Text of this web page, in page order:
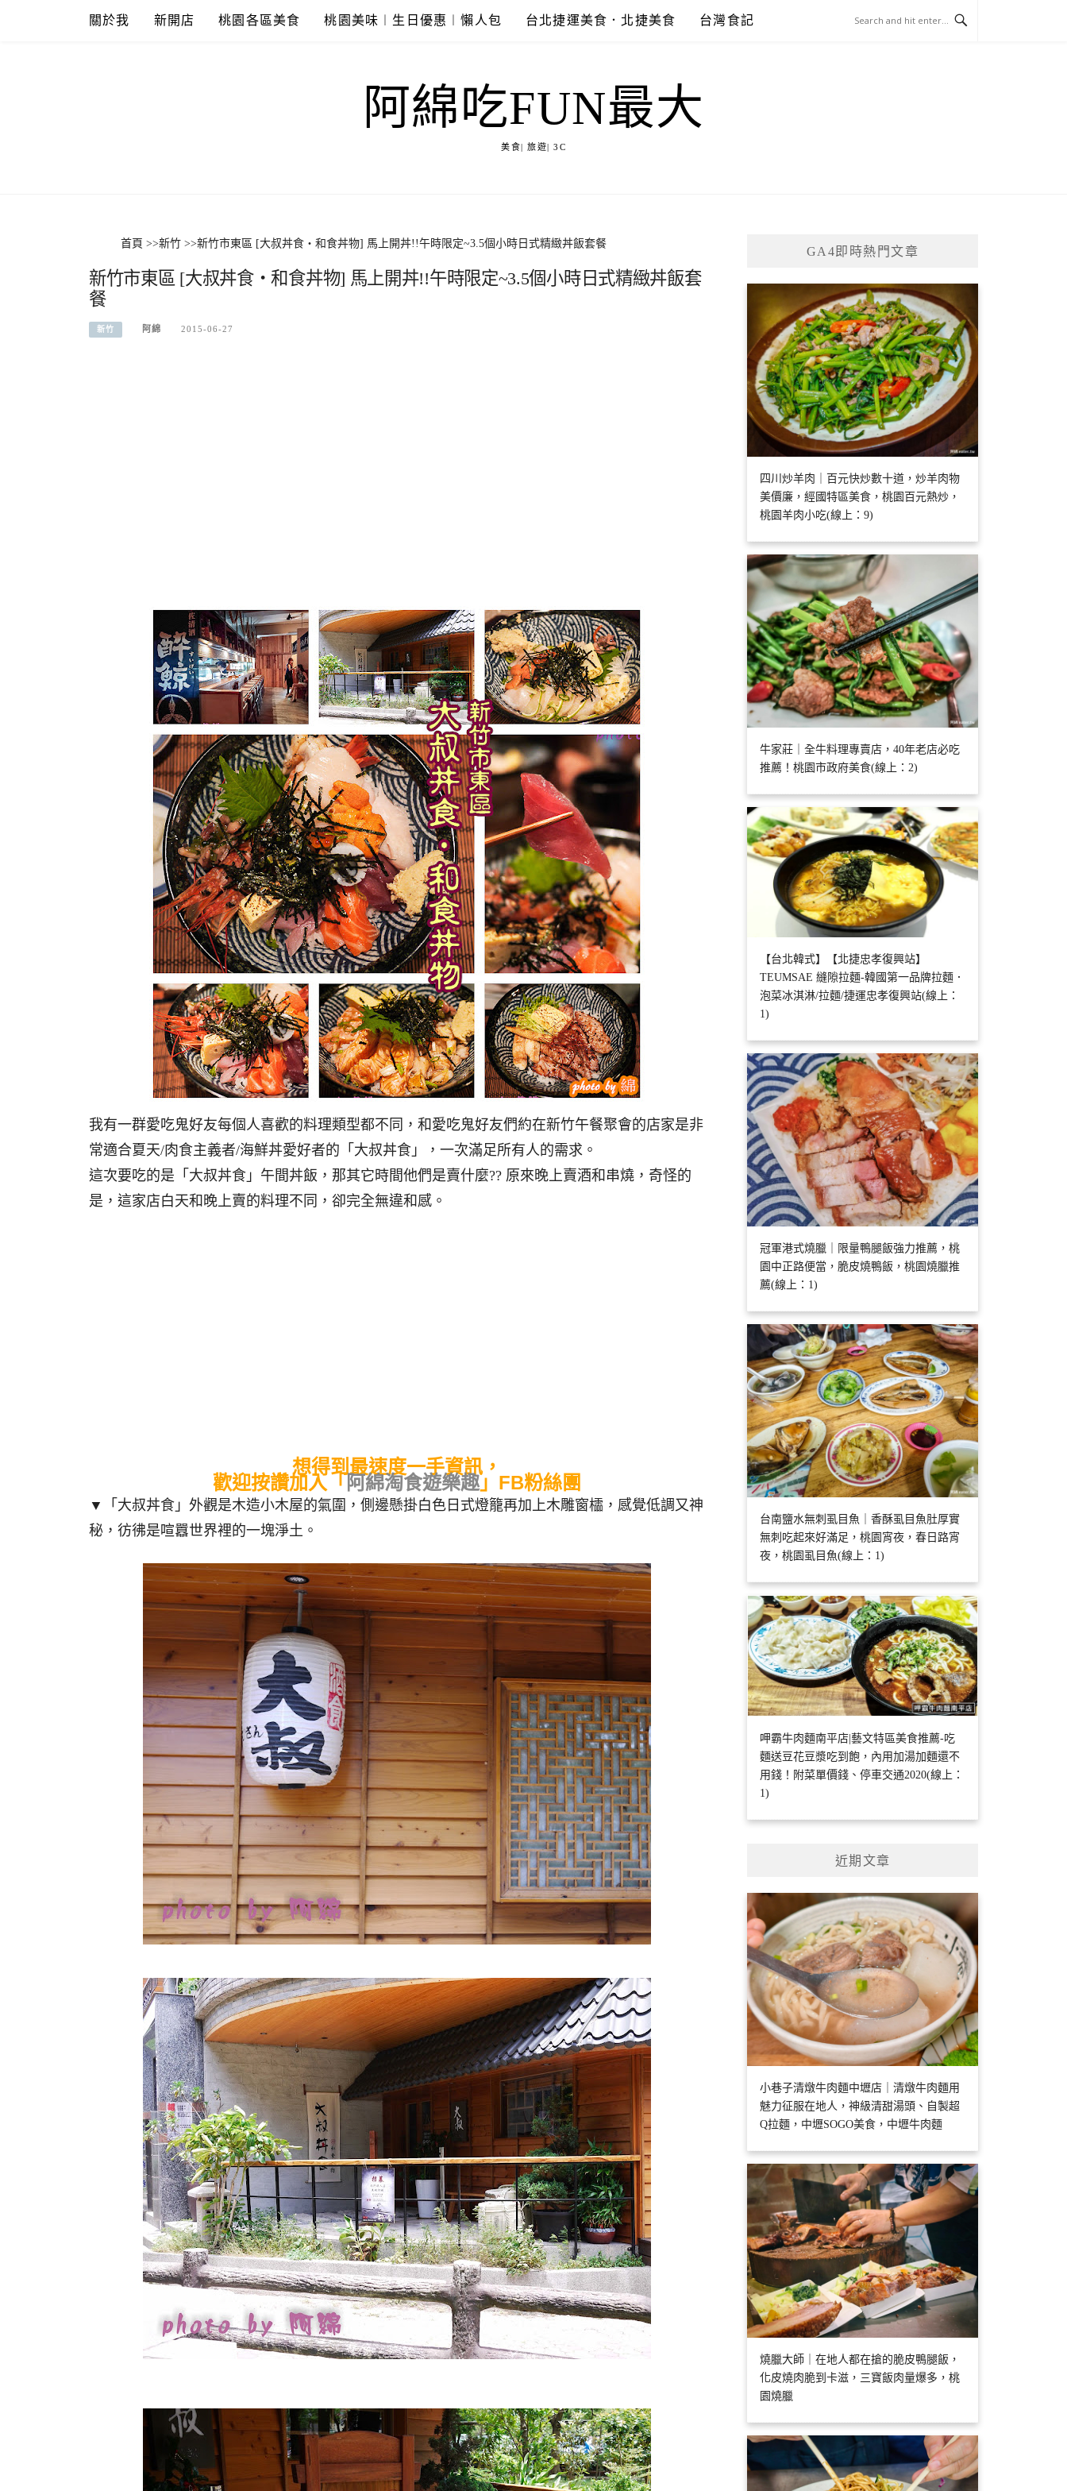
關於我 新開店 桃園各區美食 桃園美味︱生日優惠︱懶人包 台北捷運美食．北捷美食 台灣食記
阿綿吃FUN最大
美食| 旅遊| 3C
首頁 >>新竹 >>新竹市東區 [大叔丼食‧和食丼物] 馬上開丼!!午時限定~3.5個小時日式精緻丼飯套餐
新竹市東區 [大叔丼食‧和食丼物] 馬上開丼!!午時限定~3.5個小時日式精緻丼飯套
餐
新竹 阿綿 2015-06-27
我有一群愛吃鬼好友每個人喜歡的料理類型都不同，和愛吃鬼好友們約在新竹午餐聚會的店家是非
常適合夏天/肉食主義者/海鮮丼愛好者的「大叔丼食」，一次滿足所有人的需求。
這次要吃的是「大叔丼食」午間丼飯，那其它時間他們是賣什麼?? 原來晚上賣酒和串燒，奇怪的
是，這家店白天和晚上賣的料理不同，卻完全無違和感。
想得到最速度一手資訊，
歡迎按讚加入「 阿綿淘食遊樂趣」FB粉絲團
▼「大叔丼食」外觀是木造小木屋的氣圍，側邊懸掛白色日式燈籠再加上木雕窗櫺，感覺低調又神
秘，彷彿是喧囂世界裡的一塊淨土。
GA4即時熱門文章
四川炒羊肉｜百元快炒數十道，炒羊肉物
美價廉，經國特區美食，桃園百元熱炒，
桃園羊肉小吃(線上：9)
牛家莊｜全牛料理專賣店，40年老店必吃
推薦！桃園市政府美食(線上：2)
【台北韓式】【北捷忠孝復興站】
TEUMSAE 縫隙拉麵-韓國第一品牌拉麵．
泡菜冰淇淋/拉麵/捷運忠孝復興站(線上：
1)
冠軍港式燒臘｜限量鴨腿飯強力推薦，桃
園中正路便當，脆皮燒鴨飯，桃園燒臘推
薦(線上：1)
台南鹽水無刺虱目魚｜香酥虱目魚肚厚實
無刺吃起來好滿足，桃園宵夜，春日路宵
夜，桃園虱目魚(線上：1)
呷霸牛肉麵南平店|藝文特區美食推薦-吃
麵送豆花豆漿吃到飽，內用加湯加麵還不
用錢！附菜單價錢、停車交通2020(線上：
1)
近期文章
小巷子清燉牛肉麵中壢店｜清燉牛肉麵用
魅力征服在地人，神級清甜湯頭、自製超
Q拉麵，中壢SOGO美食，中壢牛肉麵
燒臘大師｜在地人都在搶的脆皮鴨腿飯，
化皮燒肉脆到卡滋，三寶飯肉量爆多，桃
園燒臘